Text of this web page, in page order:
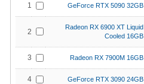
1 GeForce RTX 5090 32GB
2
Radeon RX 6900 XT Liquid
Cooled 16GB
3 Radeon RX 7900M 16GB
4 GeForce RTX 3090 24GB